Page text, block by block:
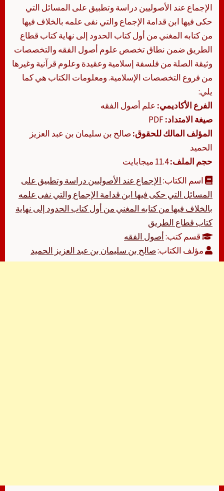
الإجماع عند الأصوليين دراسة وتطبيق على المسائل التي
حكى فيها ابن قدامة الإجماع والتي نفى علمه بالخلاف فيها
من كتابه المغني من أول كتاب الحدود إلى نهاية كتاب قطاع
الطريق ضمن نطاق تخصص علوم أصول الفقه والتخصصات
وثيقة الصلة من فلسفة إسلامية وعقيدة وعلوم قرآنية وغيرها
من فروع التخصصات الإسلامية. ومعلومات الكتاب هي كما
يلي:
الفرع الأكاديمي: علم أصول الفقه
صيغة الامتداد:
المؤلف المالك للحقوق:صالح بن سليمان بن عبد العزيز
الحميد
حجم الملف:11.4 ميجابايت
اسم الكتاب:الإجماع عند الأصوليين دراسة وتطبيق على
المسائل التي حكى فيها ابن قدامة الإجماع والتي نفى علمه
بالخلاف فيها من كتابه المغني من أول كتاب الحدود إلى نهاية
كتاب قطاع الطريق
قسم كتب:أصول الفقه
مؤلف الكتاب:صالح بن سليمان بن عبد العزيز الحميد